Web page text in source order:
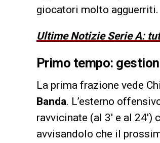
giocatori molto agguerriti.
Ultime Notizie Serie A:
Primo tempo:
La prima frazione vede
Banda. L’esterno
ravvicinate (al 3′ e al
avvisandolo che il